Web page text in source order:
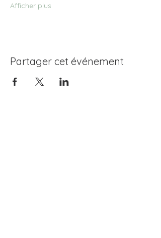
Afficher plus
Partager cet événement